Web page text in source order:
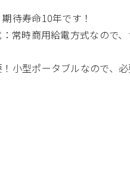
待寿命10年です！
：常時商用給電方式なので
小型ポータブルなので、